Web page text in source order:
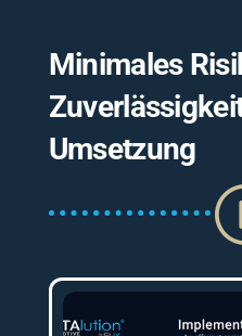
Minimales
Umsetzung